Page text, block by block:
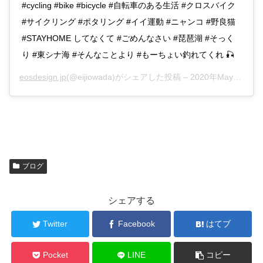
#cycling #bike #bicycle #自転車のある生活 #クロスバイク
#サイクリング #ポタリング #イイ運動 #ニャンコ #野良猫
#STAYHOME してなくて #ごめんなさい #琵琶湖 #そっく
り #東シナ海 #そんなことより #もーちょい釣れてくれ 🎣
eosdesign.jp(@eijiowada)がシェアした投稿 – 2020年May月12日am8時07分PDT
ブログ
シェアする
Twitter Facebook はてブ
Pocket LINE コピー